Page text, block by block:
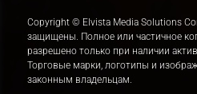
Copyright © Elvista Media Solutions
защищены. Полное или частичное
разрешено только при наличии
Торговые марки, логотипы и
законным владельцам.